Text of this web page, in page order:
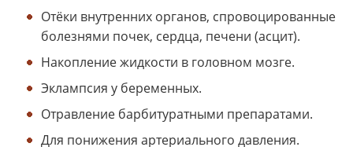
Отёки внутренних органов, спровоцированные
болезнями почек, сердца, печени (асцит).
Накопление жидкости в головном мозге.
Эклампсия у беременных.
Отравление барбитуратными препаратами.
Для понижения артериального давления.